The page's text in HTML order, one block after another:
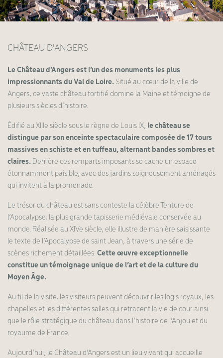
CHÂTEAU D'ANGERS
Le Château d’Angers est l’un des monuments les plus
impressionnants du Val de Loire. Situé au cœur de la ville de
Angers, ce vaste château fortifié domine la Maine et témoigne de
plusieurs siècles d’histoire.
Édifié au XIIIe siècle sous le règne de Louis IX, le château se
distingue par son enceinte spectaculaire composée de 17 tours
massives en schiste et en tuffeau, alternant bandes sombres et
claires. Derrière ces remparts imposants se cache un espace
étonnamment paisible, avec des jardins soigneusement aménagés
qui invitent à la promenade.
Le trésor du château est sans conteste la célèbre Tenture de
l’Apocalypse, la plus grande tapisserie médiévale conservée au
monde. Réalisée au XIVe siècle, elle illustre de manière saisissante
le texte de l’Apocalypse de saint Jean, à travers une série de
scènes richement détaillées. Cette œuvre exceptionnelle
constitue un témoignage unique de l’art et de la culture du
Moyen Âge.
Au fil de la visite, les visiteurs peuvent découvrir les logis royaux, les
chapelles et les différentes salles qui retracent la vie de cour ainsi
que le rôle stratégique du château dans l’histoire de l’Anjou et du
royaume de France.
Aujourd’hui, le Château d’Angers est un lieu vivant qui accueille